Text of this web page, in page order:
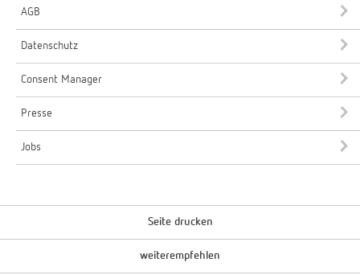
AGB
Datenschutz
Consent Manager
Presse
Jobs
Seite drucken
weiterempfehlen